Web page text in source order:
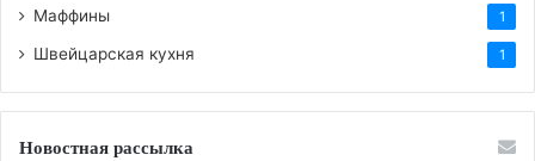
Маффины 1
Швейцарская кухня 1
Новостная рассылка